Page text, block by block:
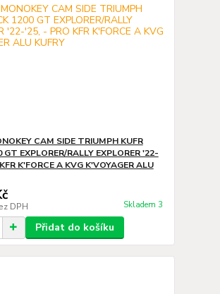
CAM SIDE TRIUMPH KUFR
GT EXPLORER/RALLY EXPLORER '22-
K'FORCE A KVG K'VOYAGER ALU
DPH Skladem 3
Přidat do košíku